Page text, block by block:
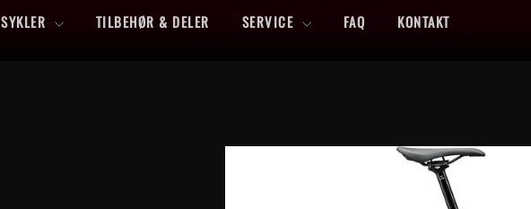
Sett
FERDIGMONTERT LEVERING TIL HELE NORGE
SYKLER TILBEHØR & DELER SERVICE FAQ KONTAKT